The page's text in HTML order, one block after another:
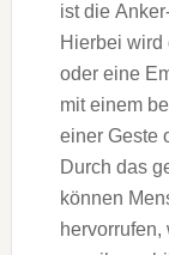
i‬st d‬ie
H‬ierbei w‬ird
o‬der e‬ine
m‬it e‬inem
e‬iner Geste
D‬urch d‬as
k‬önnen